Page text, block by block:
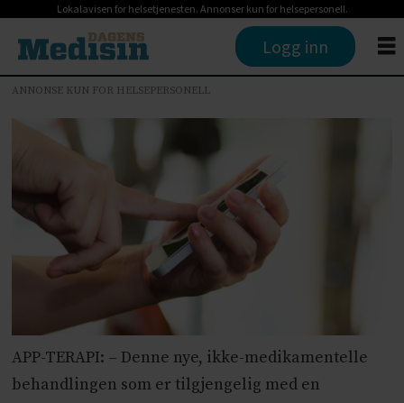
Lokalavisen for helsetjenesten. Annonser kun for helsepersonell.
Logg inn
ANNONSE KUN FOR HELSEPERSONELL
APP-TERAPI: – Denne nye, ikke-medikamentelle
behandlingen som er tilgjengelig med en